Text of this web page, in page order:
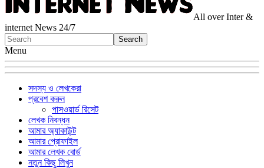
All over Inter &
internet News 24/7
Menu
সদস্য ও লেখকেরা
প্রবেশ করুন
পাসওয়ার্ড রিসেট
লেখক নিবন্ধন
আমার অ্যাকাউন্ট
আমার প্রোফাইল
আমার লেখক বোর্ড
নতুন কিছু লিখুন